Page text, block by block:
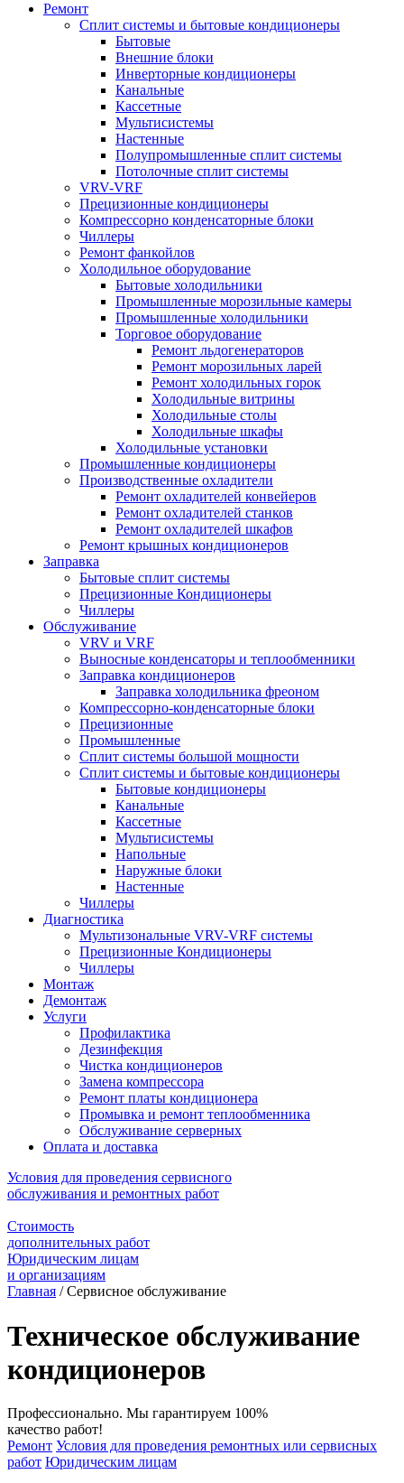
Ремонт
Сплит системы и бытовые кондиционеры
Бытовые
Внешние блоки
Инверторные кондиционеры
Канальные
Кассетные
Мультисистемы
Настенные
Полупромышленные сплит системы
Потолочные сплит системы
VRV-VRF
Прецизионные кондиционеры
Компрессорно конденсаторные блоки
Чиллеры
Ремонт фанкойлов
Холодильное оборудование
Бытовые холодильники
Промышленные морозильные камеры
Промышленные холодильники
Торговое оборудование
Ремонт льдогенераторов
Ремонт морозильных ларей
Ремонт холодильных горок
Холодильные витрины
Холодильные столы
Холодильные шкафы
Холодильные установки
Промышленные кондиционеры
Производственные охладители
Ремонт охладителей конвейеров
Ремонт охладителей станков
Ремонт охладителей шкафов
Ремонт крышных кондиционеров
Заправка
Бытовые сплит системы
Прецизионные Кондиционеры
Чиллеры
Обслуживание
VRV и VRF
Выносные конденсаторы и теплообменники
Заправка кондиционеров
Заправка холодильника фреоном
Компрессорно-конденсаторные блоки
Прецизионные
Промышленные
Сплит системы большой мощности
Сплит системы и бытовые кондиционеры
Бытовые кондиционеры
Канальные
Кассетные
Мультисистемы
Напольные
Наружные блоки
Настенные
Чиллеры
Диагностика
Мультизональные VRV-VRF системы
Прецизионные Кондиционеры
Чиллеры
Монтаж
Демонтаж
Услуги
Профилактика
Дезинфекция
Чистка кондиционеров
Замена компрессора
Ремонт платы кондиционера
Промывка и ремонт теплообменника
Обслуживание серверных
Оплата и доставка
Условия для проведения сервисного
обслуживания и ремонтных работ
Стоимость
дополнительных работ
Юридическим лицам
и организациям
Главная /Сервисное обслуживание
Техническое обслуживание
кондиционеров
Профессионально. Мы гарантируем 100%
качество работ!
Ремонт Условия для проведения ремонтных или сервисных
работ Юридическим лицам